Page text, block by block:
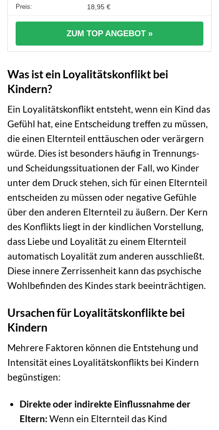
18,95 €
ZUM TOP ANGEBOT »
Was ist ein Loyalitätskonflikt bei
Kindern?
Ein Loyalitätskonflikt entsteht, wenn ein Kind das
Gefühl hat, eine Entscheidung treffen zu müssen,
die einen Elternteil enttäuschen oder verärgern
würde. Dies ist besonders häufig in Trennungs-
und Scheidungssituationen der Fall, wo Kinder
unter dem Druck stehen, sich für einen Elternteil
entscheiden zu müssen oder negative Gefühle
über den anderen Elternteil zu äußern. Der Kern
des Konflikts liegt in der kindlichen Vorstellung,
dass Liebe und Loyalität zu einem Elternteil
automatisch Loyalität zum anderen ausschließt.
Diese innere Zerrissenheit kann das psychische
Wohlbefinden des Kindes stark beeinträchtigen.
Ursachen für Loyalitätskonflikte bei
Kindern
Mehrere Faktoren können die Entstehung und
Intensität eines Loyalitätskonflikts bei Kindern
begünstigen:
Direkte oder indirekte Einflussnahme der
Eltern: Wenn ein Elternteil das Kind